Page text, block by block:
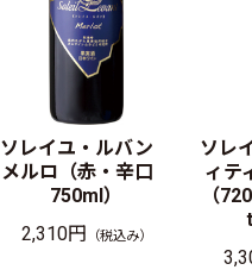
ソレイユ・ルバン
メルロ（赤・辛口
750ml）
2,310円 （税込み）
ソレ
ィテ
（